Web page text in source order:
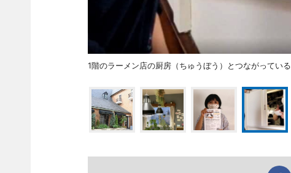
1階のラーメン店の厨房（ちゅうぼう）とつながっている